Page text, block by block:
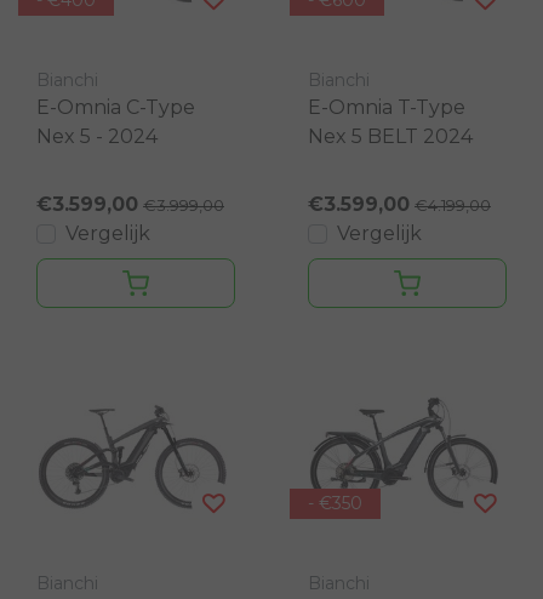
Bianchi
E-Omnia C-Type
Nex 5 - 2024
€3.599,00 €3.999,00
Vergelijk
Bianchi
E-Omnia T-Type
Nex 5 BELT 2024
€3.599,00 €4.199,00
Vergelijk
Bianchi
- €350
Bianchi